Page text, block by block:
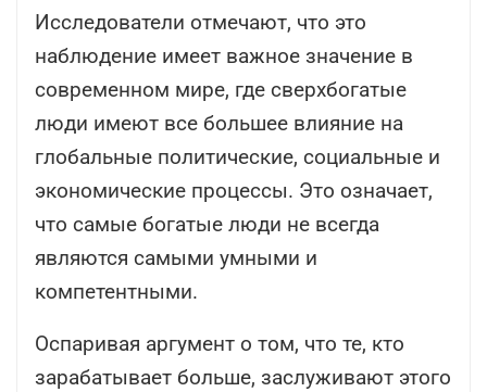
Исследователи отмечают, что это
наблюдение имеет важное значение в
современном мире, где сверхбогатые
люди имеют все большее влияние на
глобальные политические, социальные и
экономические процессы. Это означает,
что самые богатые люди не всегда
являются самыми умными и
компетентными.
Оспаривая аргумент о том, что те, кто
зарабатывает больше, заслуживают этого